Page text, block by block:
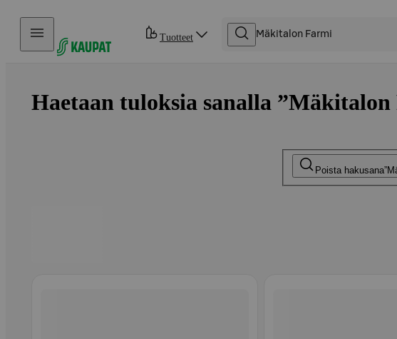
Hyppää sisältöön
Tuotteet
Haetaan tuloksia sanalla
Poista hakusana